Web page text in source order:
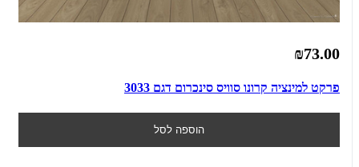
₪73.00
פרקט למינציה קרונו סוויס סינכרום דגם 3033
הוספה לסל